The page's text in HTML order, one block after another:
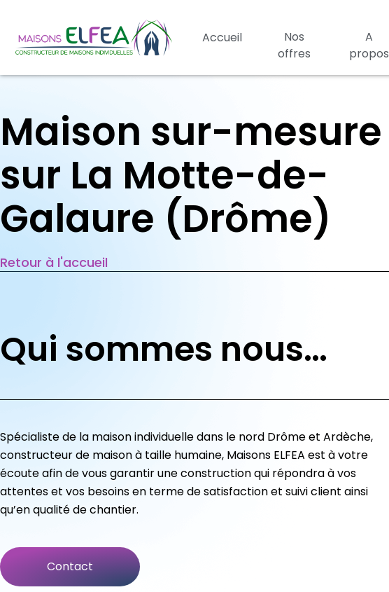
Accueil
Nos
offres
A
propos
Maison sur-mesure
sur La Motte-de-
Galaure (Drôme)
Retour à l'accueil
Qui sommes nous…
Spécialiste de la maison individuelle dans le nord Drôme et Ardèche,
constructeur de maison à taille humaine, Maisons ELFEA est à votre
écoute afin de vous garantir une construction qui répondra à vos
attentes et vos besoins en terme de satisfaction et suivi client ainsi
qu’en qualité de chantier.
Contact